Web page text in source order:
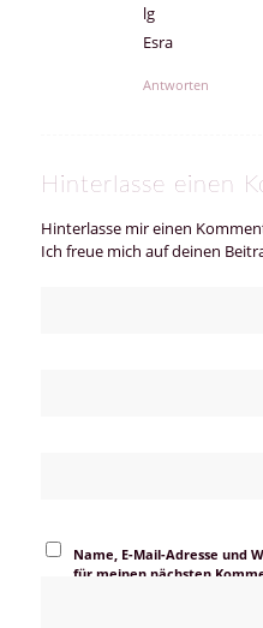
lg
Esra
Antworten
Hinterlasse einen
Hinterlasse mir einen
Ich freue mich auf deinen
Name, E-Mail-Adresse und
für meinen nächsten